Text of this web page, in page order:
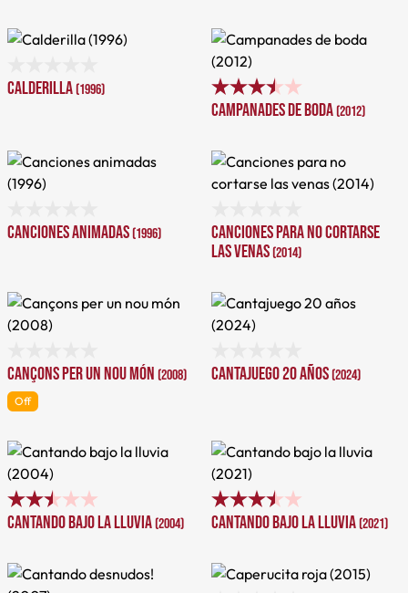
Calderilla(1996)
Campanades de boda(2012)
Canciones animadas(1996)
Canciones para no cortarse
las venas(2014)
Cançons per un nou món (2008)
Off
Cantajuego 20 años(2024)
Cantando bajo la lluvia(2004) Cantando bajo la lluvia(2021)